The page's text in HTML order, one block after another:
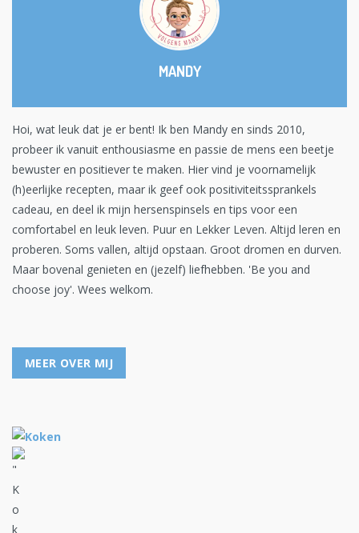
MANDY
Hoi, wat leuk dat je er bent! Ik ben Mandy en sinds 2010,
probeer ik vanuit enthousiasme en passie de mens een beetje
bewuster en positiever te maken. Hier vind je voornamelijk
(h)eerlijke recepten, maar ik geef ook positiviteitssprankels
cadeau, en deel ik mijn hersenspinsels en tips voor een
comfortabel en leuk leven. Puur en Lekker Leven. Altijd leren en
proberen. Soms vallen, altijd opstaan. Groot dromen en durven.
Maar bovenal genieten en (jezelf) liefhebben. 'Be you and
choose joy'. Wees welkom.
MEER OVER MIJ